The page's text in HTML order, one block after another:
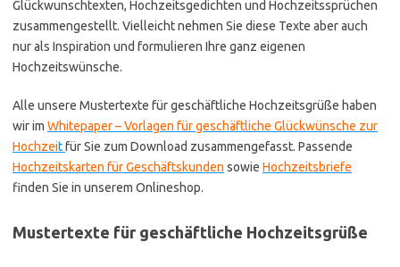
Glückwunschtexten, Hochzeitsgedichten und Hochzeitssprüchen
zusammengestellt. Vielleicht nehmen Sie diese Texte aber auch
nur als Inspiration und formulieren Ihre ganz eigenen
Hochzeitswünsche.
Alle unsere Mustertexte für geschäftliche Hochzeitsgrüße haben
wir im Whitepaper – Vorlagen für geschäftliche Glückwünsche zur
Hochzeitfür Sie zum Download zusammengefasst. Passende
Hochzeitskarten für Geschäftskunden sowie Hochzeitsbriefe
finden Sie in unserem Onlineshop.
Mustertexte für geschäftliche Hochzeitsgrüße